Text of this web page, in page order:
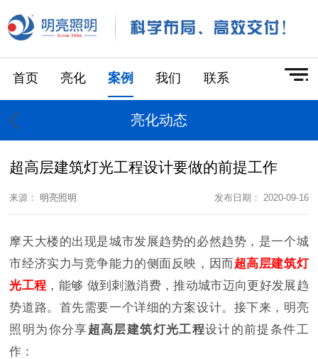
首页 亮化 案例 我们 联系
亮化动态
超高层建筑灯光工程设计要做的前提工作
来源：明亮照明 发布日期： 2020-09-16
摩天大楼的出现是城市发展趋势的必然趋势，是一个城
市经济实力与竞争能力的侧面反映，因而超高层建筑灯
光工程 ，能够 做到刺激消费，推动城市迈向更好发展趋
势道路。首先需要一个详细的方案设计。接下来，明亮
照明为你分享超高层建筑灯光工程设计的前提条件工
作：